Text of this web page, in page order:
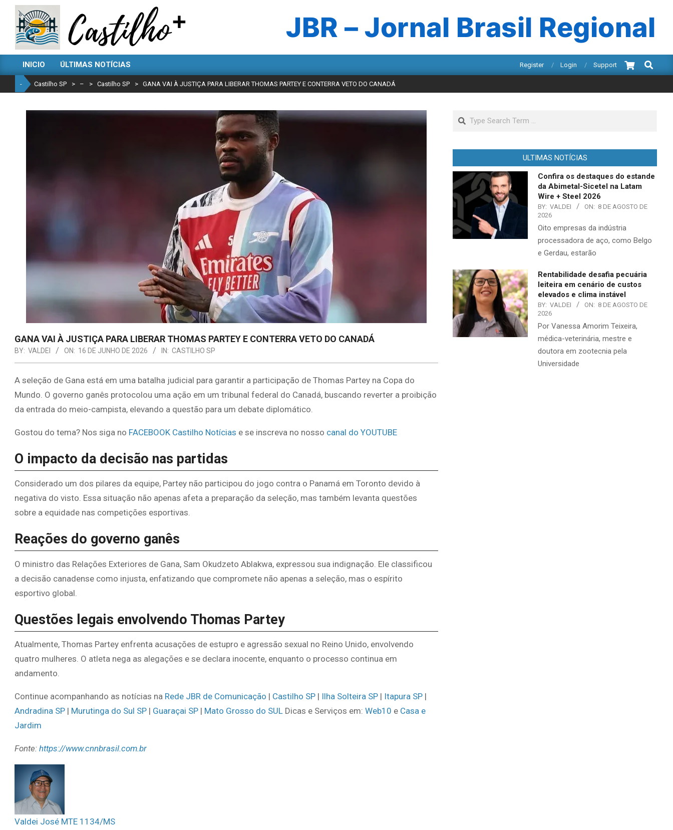
content
CASTILHO
SP
JBR – Jornal Brasil Regional
Primary
Navigation
Menu
INICIO ÚLTIMAS NOTÍCIAS Register Login Support
Search
- Castilho SP > – > Castilho SP > GANA VAI À JUSTIÇA PARA LIBERAR THOMAS PARTEY E CONTERRA VETO DO CANADÁ
GANA VAI À JUSTIÇA PARA LIBERAR THOMAS PARTEY E CONTERRA VETO DO CANADÁ
BY: VALDEI ON: 16 DE JUNHO DE 2026 IN: CASTILHO SP
A seleção de Gana está em uma batalha judicial para garantir a participação de Thomas Partey na Copa do
Mundo. O governo ganês protocolou uma ação em um tribunal federal do Canadá, buscando reverter a proibição
da entrada do meio-campista, elevando a questão para um debate diplomático.
Gostou do tema? Nos siga no FACEBOOK Castilho Notícias e se inscreva no nosso canal do YOUTUBE
O impacto da decisão nas partidas
Considerado um dos pilares da equipe, Partey não participou do jogo contra o Panamá em Toronto devido à
negativa do visto. Essa situação não apenas afeta a preparação da seleção, mas também levanta questões
sobre a equidade nas competições esportivas.
Reações do governo ganês
O ministro das Relações Exteriores de Gana, Sam Okudzeto Ablakwa, expressou sua indignação. Ele classificou
a decisão canadense como injusta, enfatizando que compromete não apenas a seleção, mas o espírito
esportivo global.
Questões legais envolvendo Thomas Partey
Atualmente, Thomas Partey enfrenta acusações de estupro e agressão sexual no Reino Unido, envolvendo
quatro mulheres. O atleta nega as alegações e se declara inocente, enquanto o processo continua em
andamento.
Continue acompanhando as notícias na Rede JBR de Comunicação | Castilho SP | Ilha Solteira SP | Itapura SP |
Andradina SP | Murutinga do Sul SP | Guaraçai SP | Mato Grosso do SUL Dicas e Serviços em: Web10 e Casa e
Jardim
Fonte: https://www.cnnbrasil.com.br
Valdei José MTE 1134/MS
Search
ULTIMAS NOTÍCIAS
Confira os destaques do estande
da Abimetal-Sicetel na Latam
Wire + Steel 2026
BY: VALDEI ON: 8 DE AGOSTO DE
2026
Oito empresas da indústria
processadora de aço, como Belgo
e Gerdau, estarão
Rentabilidade desafia pecuária
leiteira em cenário de custos
elevados e clima instável
BY: VALDEI ON: 8 DE AGOSTO DE
2026
Por Vanessa Amorim Teixeira,
médica-veterinária, mestre e
doutora em zootecnia pela
Universidade